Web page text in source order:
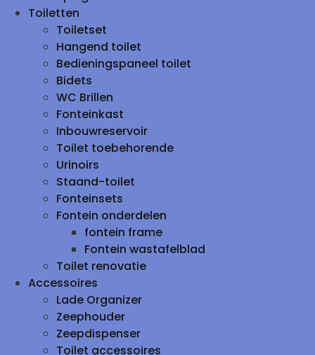
Toiletten
Toiletset
Hangend toilet
Bedieningspaneel toilet
Bidets
WC Brillen
Fonteinkast
Inbouwreservoir
Toilet toebehorende
Urinoirs
Staand-toilet
Fonteinsets
Fontein onderdelen
fontein frame
Fontein wastafelblad
Toilet renovatie
Accessoires
Lade Organizer
Zeephouder
Zeepdispenser
Toilet accessoires